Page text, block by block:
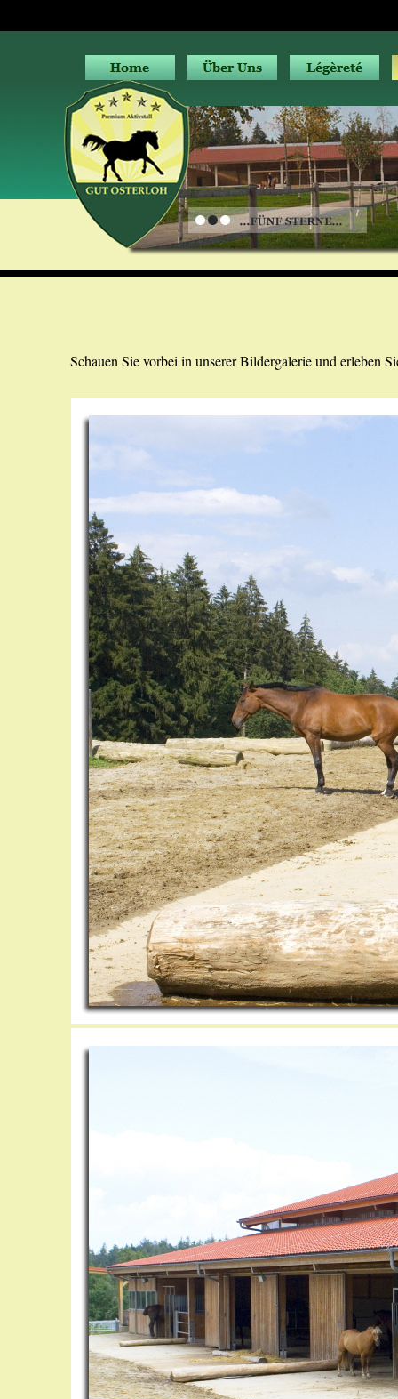
Schauen Sie vorbei in unserer Bildergalerie und erleben